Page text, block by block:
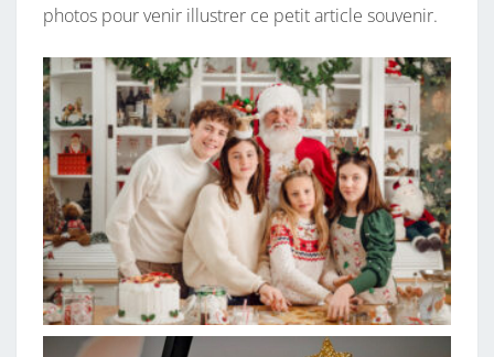
photos pour venir illustrer ce petit article souvenir.